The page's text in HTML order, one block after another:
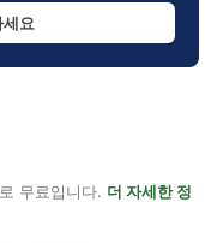
요
무료입니다. 더 자세한 정